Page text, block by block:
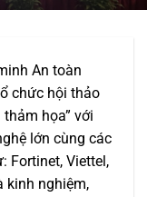
An toàn
chức hội thảo
họa” với
lớn cùng các
Fortinet, Viettel,
kinh nghiệm,